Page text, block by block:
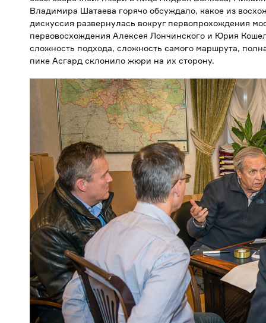
Владимира Шатаева горячо обсуждало, какое из
дискуссия развернулась вокруг первопрохождения
первовосхождения Алексея Лончинского и Юрия
сложность подхода, сложность самого маршрута,
пике Асгард склонило жюри на их сторону.